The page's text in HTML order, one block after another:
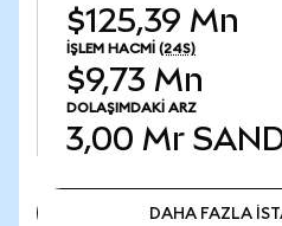
$125,39 Mn
İŞLEM HACMI (24S)
$9,73 Mn
DOLAŞIMDAKI ARZ
3,00 Mr
DAHA FAZLA